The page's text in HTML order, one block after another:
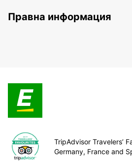
Правна информация
TripAdvisor Travelers’
Germany, France and